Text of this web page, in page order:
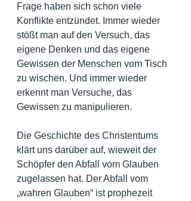
Frage haben sich schon viele
Konflikte entzündet. Immer wieder
stößt man auf den Versuch, das
eigene Denken und das eigene
Gewissen der Menschen vom Tisch
zu wischen. Und immer wieder
erkennt man Versuche, das
Gewissen zu manipulieren.
Die Geschichte des Christentums
klärt uns darüber auf, wieweit der
Schöpfer den Abfall vom Glauben
zugelassen hat. Der Abfall vom
„wahren Glauben“ ist prophezeit